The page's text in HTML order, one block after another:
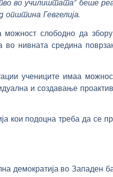
во училиштата“ беше
Гевгелија.
слободно да
во нивната средина
учениците имаа
и создавање
кои подоцна треба да се
демократија во Западен